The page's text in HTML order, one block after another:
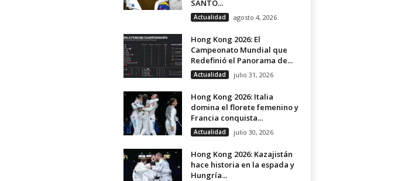
SANTO...
Actualidad agosto 4, 2026
Hong Kong 2026: El
Campeonato Mundial que
Redefinió el Panorama de...
Actualidad julio 31, 2026
Hong Kong 2026: Italia
domina el florete femenino y
Francia conquista...
Actualidad julio 30, 2026
Hong Kong 2026: Kazajistán
hace historia en la espada y
Hungría...